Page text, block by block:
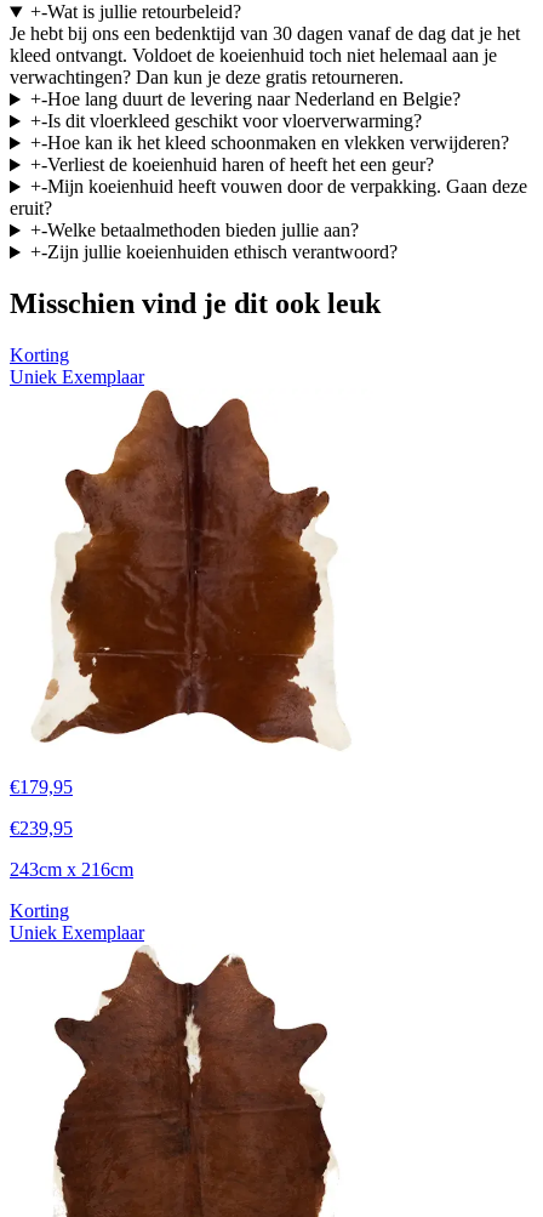
+-Wat is jullie retourbeleid?
Je hebt bij ons een bedenktijd van 30 dagen vanaf de dag dat je het
kleed ontvangt. Voldoet de koeienhuid toch niet helemaal aan je
verwachtingen? Dan kun je deze gratis retourneren.
+-Hoe lang duurt de levering naar Nederland en Belgie?
+-Is dit vloerkleed geschikt voor vloerverwarming?
+-Hoe kan ik het kleed schoonmaken en vlekken verwijderen?
+-Verliest de koeienhuid haren of heeft het een geur?
+-Mijn koeienhuid heeft vouwen door de verpakking. Gaan deze
eruit?
+-Welke betaalmethoden bieden jullie aan?
+-Zijn jullie koeienhuiden ethisch verantwoord?
Misschien vind je dit ook leuk
Korting
Uniek Exemplaar
€179,95
€239,95
243cm x 216cm
Korting
Uniek Exemplaar